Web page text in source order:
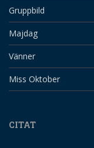
Gruppbild
Majdag
Vänner
Miss Oktober
CITAT